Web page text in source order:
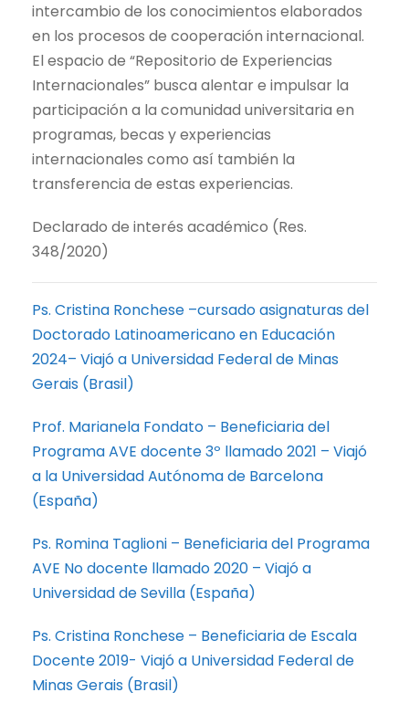
intercambio de los conocimientos elaborados
en los procesos de cooperación internacional.
El espacio de “Repositorio de Experiencias
Internacionales” busca alentar e impulsar la
participación a la comunidad universitaria en
programas, becas y experiencias
internacionales como así también la
transferencia de estas experiencias.
Declarado de interés académico (Res.
348/2020)
Ps. Cristina Ronchese –cursado asignaturas del
Doctorado Latinoamericano en Educación
2024– Viajó a Universidad Federal de Minas
Gerais (Brasil)
Prof. Marianela Fondato – Beneficiaria del
Programa AVE docente 3º llamado 2021 – Viajó
a la Universidad Autónoma de Barcelona
(España)
Ps. Romina Taglioni – Beneficiaria del Programa
AVE No docente llamado 2020 – Viajó a
Universidad de Sevilla (España)
Ps. Cristina Ronchese – Beneficiaria de Escala
Docente 2019- Viajó a Universidad Federal de
Minas Gerais (Brasil)